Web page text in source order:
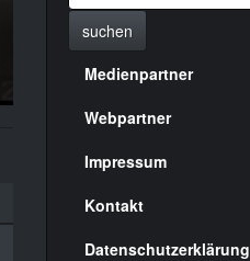
suchen
Menülinks
rechte
Seite
Medienpartner
Webpartner
Impressum
Kontakt
Datenschutzerklärung